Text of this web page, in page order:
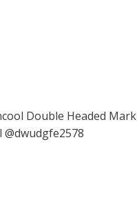
Double Headed Mark